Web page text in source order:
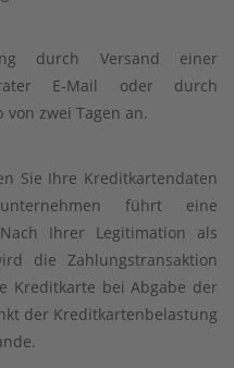
durch Versand einer
E-Mail oder durch
zwei Tagen an.
Sie Ihre Kreditkartendaten
führt eine
Ihrer Legitimation als
die Zahlungstransaktion
Kreditkarte bei Abgabe der
der Kreditkartenbelastung